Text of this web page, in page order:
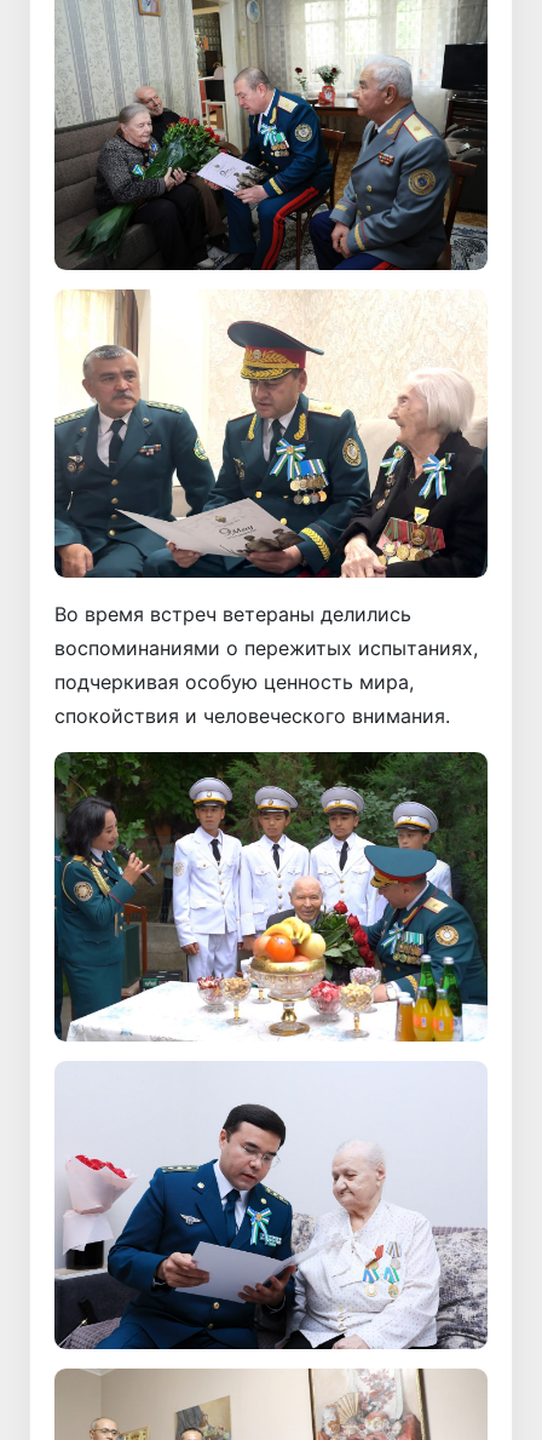
Во время встреч ветераны делились
воспоминаниями о пережитых испытаниях,
подчеркивая особую ценность мира,
спокойствия и человеческого внимания.